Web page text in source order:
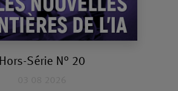
Hors-Série N° 20